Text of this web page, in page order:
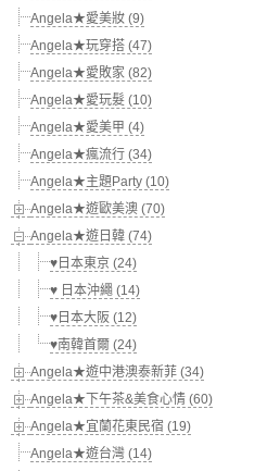
Angela★愛美妝 (9)
Angela★玩穿搭 (47)
Angela★愛敗家 (82)
Angela★愛玩髮 (10)
Angela★愛美甲 (4)
Angela★瘋流行 (34)
Angela★主題Party (10)
Angela★遊歐美澳 (70)
Angela★遊日韓 (74)
♥日本東京 (24)
♥ 日本沖繩 (14)
♥日本大阪 (12)
♥南韓首爾 (24)
Angela★遊中港澳泰新菲 (34)
Angela★下午茶&美食心情 (60)
Angela★宜蘭花東民宿 (19)
Angela★遊台灣 (14)